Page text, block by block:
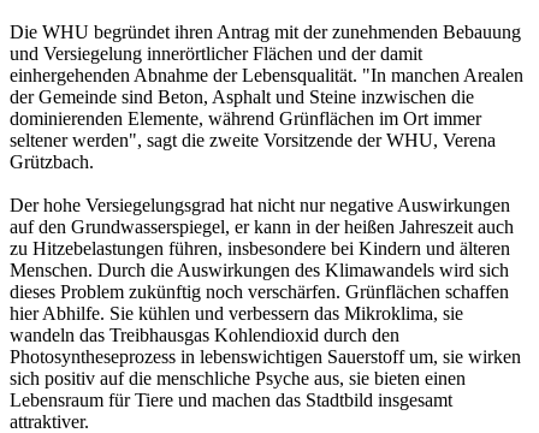
Die WHU begründet ihren Antrag mit der zunehmenden Bebauung
und Versiegelung innerörtlicher Flächen und der damit
einhergehenden Abnahme der Lebensqualität. "In manchen Arealen
der Gemeinde sind Beton, Asphalt und Steine inzwischen die
dominierenden Elemente, während Grünflächen im Ort immer
seltener werden", sagt die zweite Vorsitzende der WHU, Verena
Grützbach.
Der hohe Versiegelungsgrad hat nicht nur negative Auswirkungen
auf den Grundwasserspiegel, er kann in der heißen Jahreszeit auch
zu Hitzebelastungen führen, insbesondere bei Kindern und älteren
Menschen. Durch die Auswirkungen des Klimawandels wird sich
dieses Problem zukünftig noch verschärfen. Grünflächen schaffen
hier Abhilfe. Sie kühlen und verbessern das Mikroklima, sie
wandeln das Treibhausgas Kohlendioxid durch den
Photosyntheseprozess in lebenswichtigen Sauerstoff um, sie wirken
sich positiv auf die menschliche Psyche aus, sie bieten einen
Lebensraum für Tiere und machen das Stadtbild insgesamt
attraktiver.